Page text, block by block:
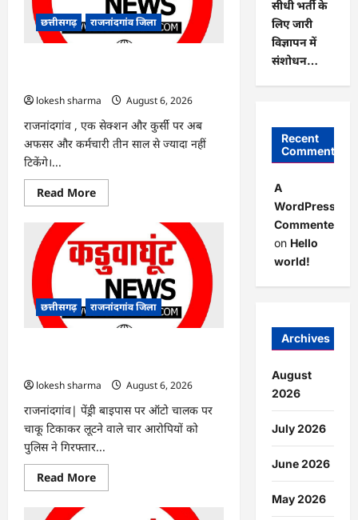
हरियाली
लाने
मेयर
छत्तीसगढ़ राजनांदगांव जिला
lokesh sharma
August 6, 2026
राजनांदगांव , एक सेक्शन और कुर्सी पर अब
अफसर और कर्मचारी तीन साल से ज्यादा नहीं
टिकेंगे।...
Read MoreRead
more
कुर्सी
पर
3
साल
ज्यादा
नहीं
टिकेंगे
छत्तीसगढ़ राजनांदगांव जिला
lokesh sharma
August 6, 2026
राजनांदगांव| पेंड्री बाइपास पर ऑटो चालक पर
चाकू टिकाकर लूटने वाले चार आरोपियों को
पुलिस ने गिरफ्तार...
Read MoreRead
more
सीधी भर्ती के
लिए जारी
विज्ञापन में
संशोधन…
Recent
Comments
A
WordPress
Commenter
on Hello
world!
Archives
August
2026
July 2026
June 2026
May 2026